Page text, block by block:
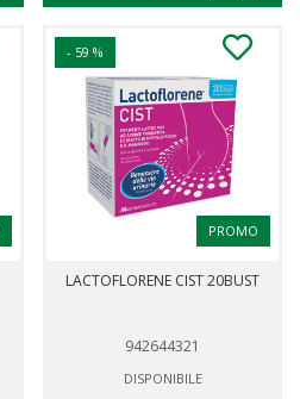
- 59 %
PROMO
LACTOFLORENE CIST 20BUST
942644321
DISPONIBILE